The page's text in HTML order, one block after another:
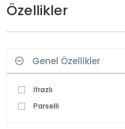
Özellikler
Genel Özellikler
İfrazlı
Parselli